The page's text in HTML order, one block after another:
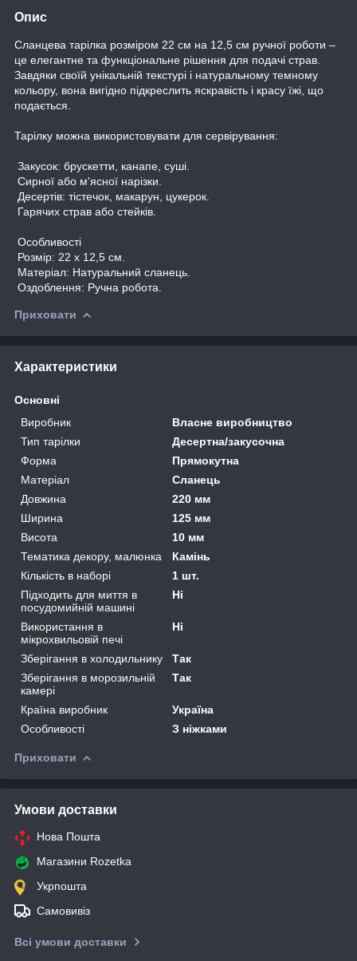
Опис
Сланцева тарілка розміром 22 см на 12,5 см ручної роботи –
це елегантне та функціональне рішення для подачі страв.
Завдяки своїй унікальній текстурі і натуральному темному
кольору, вона вигідно підкреслить яскравість і красу їжі, що
подається.
Тарілку можна використовувати для сервірування:
Закусок: брускетти, канапе, суші.
Сирної або м'ясної нарізки.
Десертів: тістечок, макарун, цукерок.
Гарячих страв або стейків.
Особливості
Розмір: 22 x 12,5 см.
Матеріал: Натуральний сланець.
Оздоблення: Ручна робота.
Приховати
Характеристики
Основні
Виробник
Власне виробництво
Тип тарілки
Десертна/закусочна
Форма
Прямокутна
Матеріал
Сланець
Довжина
220 мм
Ширина
125 мм
Висота
10 мм
Тематика декору, малюнка
Камінь
Кількість в наборі
1 шт.
Підходить для миття в
посудомийній машині
Ні
Використання в
мікрохвильовій печі
Ні
Зберігання в холодильнику
Так
Зберігання в морозильній
камері
Так
Країна виробник
Україна
Особливості
З ніжками
Приховати
Умови доставки
Нова Пошта
Магазини Rozetka
Укрпошта
Самовивіз
Всі умови доставки